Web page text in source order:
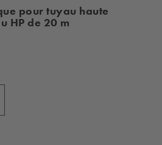
pour tuyau haute
HP de 20 m